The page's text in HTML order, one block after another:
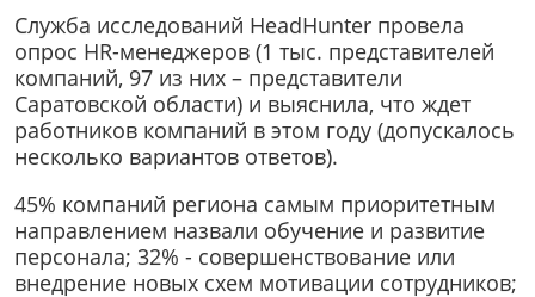
Служба исследований HeadHunter провела
опрос HR-менеджеров (1 тыс. представителей
компаний, 97 из них – представители
Саратовской области) и выяснила, что ждет
работников компаний в этом году (допускалось
несколько вариантов ответов).
45% компаний региона самым приоритетным
направлением назвали обучение и развитие
персонала; 32% - совершенствование или
внедрение новых схем мотивации сотрудников;